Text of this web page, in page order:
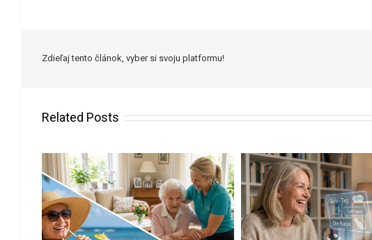
Zdieľaj tento článok, vyber si svoju platformu!
Related Posts